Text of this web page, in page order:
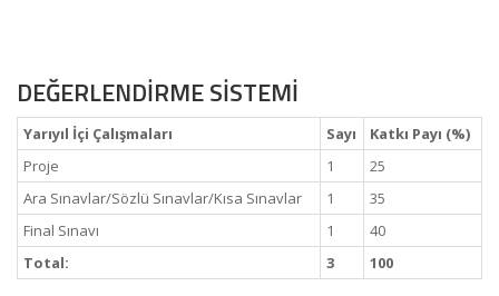
DEĞERLENDİRME SİSTEMİ
Yarıyıl İçi Çalışmaları Sayı
Katkı Payı (%)
Proje
1
25
Ara Sınavlar/Sözlü Sınavlar/Kısa Sınavlar
1
35
Final Sınavı
1
40
Total:
3 100